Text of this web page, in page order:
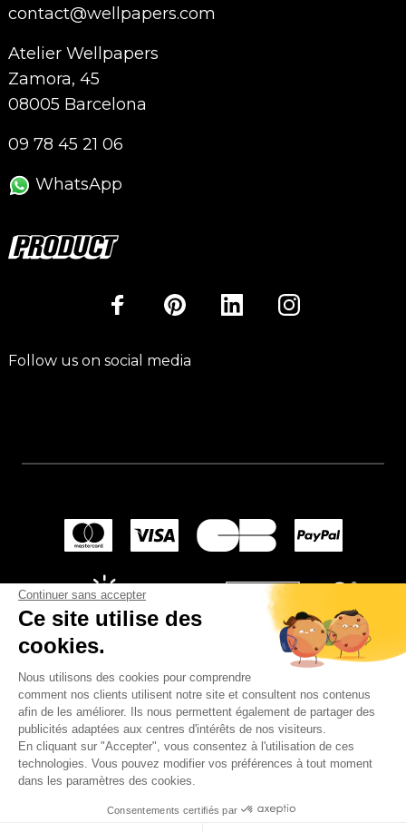
Continuer sans accepter
Ce site utilise des
cookies.
Nous utilisons des cookies pour comprendre
comment nos clients utilisent notre site et consultent nos contenus
afin de les améliorer. Ils nous permettent également de partager des
publicités adaptées aux centres d'intérêts de nos visiteurs.
En cliquant sur "Accepter", vous consentez à l'utilisation de ces
technologies. Vous pouvez modifier vos préférences à tout moment
dans les paramètres des cookies.
Consentements certifiés par
contact@wellpapers.com
Atelier Wellpapers
Zamora, 45
08005 Barcelona
09 78 45 21 06
WhatsApp
Follow us on social media
© 2024Wellpapers.